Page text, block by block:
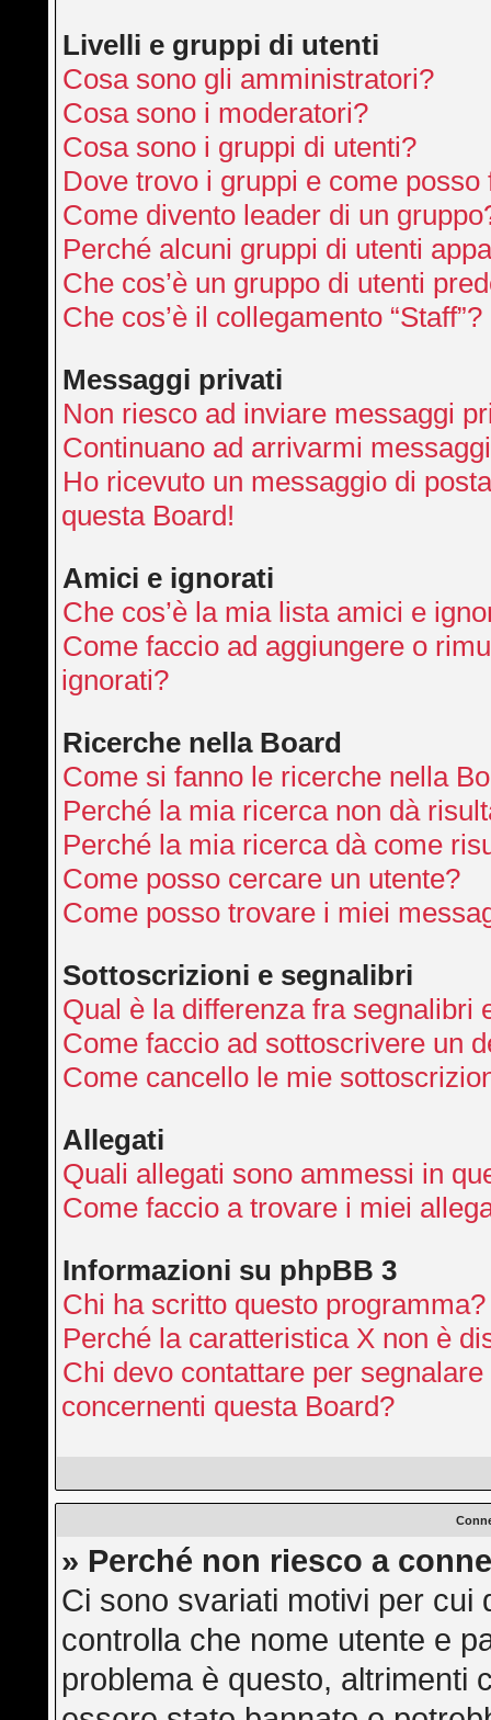
Livelli e gruppi di utenti
Cosa sono gli amministratori?
Cosa sono i moderatori?
Cosa sono i gruppi di utenti?
Dove trovo i gruppi e come
Come divento leader di un
Perché alcuni gruppi di utenti
Che cos’è un gruppo di utenti
Che cos’è il collegamento “Staff”?
Messaggi privati
Non riesco ad inviare messaggi
Continuano ad arrivarmi
Ho ricevuto un messaggio di
questa Board!
Amici e ignorati
Che cos’è la mia lista amici e
Come faccio ad aggiungere o
ignorati?
Ricerche nella Board
Come si fanno le ricerche nella
Perché la mia ricerca non dà
Perché la mia ricerca dà come
Come posso cercare un utente?
Come posso trovare i miei
Sottoscrizioni e segnalibri
Qual è la differenza fra segnalibri
Come faccio ad sottoscrivere un
Come cancello le mie
Allegati
Quali allegati sono ammessi in
Come faccio a trovare i miei
Informazioni su phpBB 3
Chi ha scritto questo programma?
Perché la caratteristica X non è
Chi devo contattare per
concernenti questa Board?
» Perché non riesco a
Ci sono svariati motivi per
controlla che nome utente e
problema è questo, altrimenti